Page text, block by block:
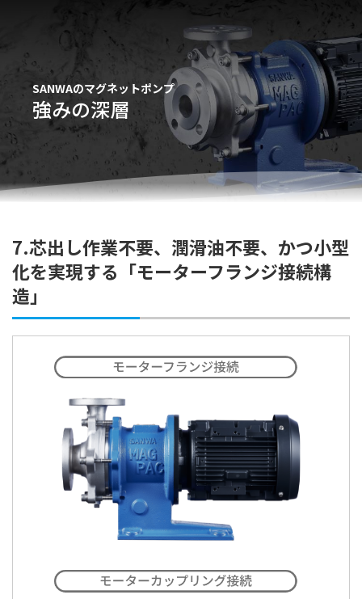
SANWAのマグネットポンプ
強みの深層
7.芯出し作業不要、潤滑油不要、かつ小型
化を実現する「モーターフランジ接続構
造」